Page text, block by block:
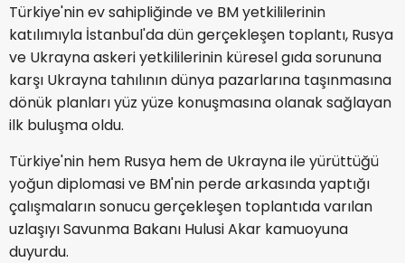
Türkiye'nin ev sahipliğinde ve BM yetkililerinin
katılımıyla İstanbul'da dün gerçekleşen toplantı, Rusya
ve Ukrayna askeri yetkililerinin küresel gıda sorununa
karşı Ukrayna tahılının dünya pazarlarına taşınmasına
dönük planları yüz yüze konuşmasına olanak sağlayan
ilk buluşma oldu.
Türkiye'nin hem Rusya hem de Ukrayna ile yürüttüğü
yoğun diplomasi ve BM'nin perde arkasında yaptığı
çalışmaların sonucu gerçekleşen toplantıda varılan
uzlaşıyı Savunma Bakanı Hulusi Akar kamuoyuna
duyurdu.